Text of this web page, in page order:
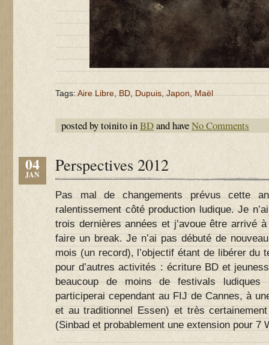
Tags:Aire Libre,BD,Dupuis,Japon,Maël
posted by toinito inBDand haveNo Comments
04
JAN Perspectives 2012
Pas mal de changements prévus cette
ralentissement côté production ludique. Je
trois dernières années et j’avoue être arrivé
faire un break. Je n’ai pas débuté de
mois (un record), l’objectif étant de libérer du
pour d’autres activités : écriture BD et
beaucoup de moins de festivals ludiques
participerai cependant au FIJ de Cannes, à
et au traditionnel Essen) et très
(Sinbad et probablement une extension pour 7